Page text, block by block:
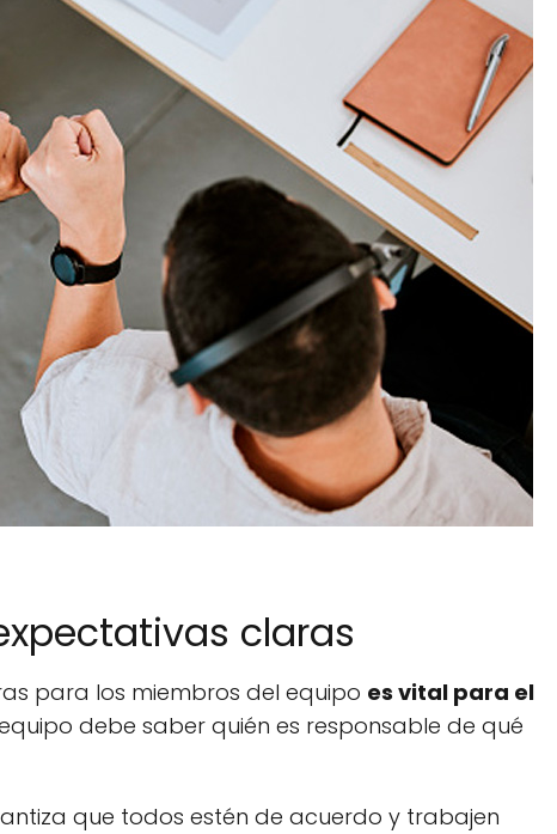
claras
para los miembros del equipo es vital para el
debe saber quién es responsable de qué
que todos estén de acuerdo y trabajen